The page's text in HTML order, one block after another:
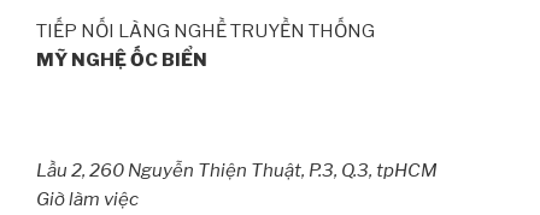
TIẾP NỐI LÀNG NGHỀ TRUYỀN THỐNG
MỸ NGHỆ ỐC BIỂN
Lầu 2, 260 Nguyễn Thiện Thuật, P.3, Q.3, tpHCM
Giờ làm việc